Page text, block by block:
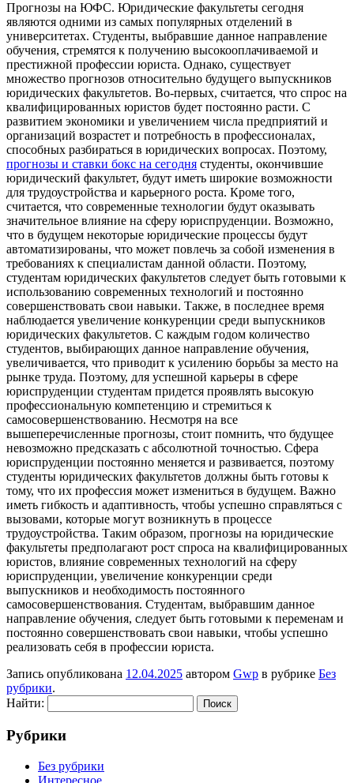
Прoгнoзы нa ЮФС. Юридичeскиe факультеты сегодня
являются одними из самых популярных отделений в
университетах. Студенты, выбравшие данное направление
обучения, стремятся к получению высокооплачиваемой и
престижной профессии юриста. Однако, существует
множество прогнозов относительно будущего выпускников
юридических факультетов. Во-первых, считается, что спрос на
квалифицированных юристов будет постоянно расти. С
развитием экономики и увеличением числа предприятий и
организаций возрастет и потребность в профессионалах,
способных разбираться в юридических вопросах. Поэтому,
прогнозы и ставки бокс на сегодня студенты, окончившие
юридический факультет, будут иметь широкие возможности
для трудоустройства и карьерного роста. Кроме того,
считается, что современные технологии будут оказывать
значительное влияние на сферу юриспруденции. Возможно,
что в будущем некоторые юридические процессы будут
автоматизированы, что может повлечь за собой изменения в
требованиях к специалистам данной области. Поэтому,
студентам юридических факультетов следует быть готовыми к
использованию современных технологий и постоянно
совершенствовать свои навыки. Также, в последнее время
наблюдается увеличение конкуренции среди выпускников
юридических факультетов. С каждым годом количество
студентов, выбирающих данное направление обучения,
увеличивается, что приводит к усилению борьбы за место на
рынке труда. Поэтому, для успешной карьеры в сфере
юриспруденции студентам придется проявлять высокую
профессиональную компетенцию и стремиться к
самосовершенствованию. Несмотря на все
вышеперечисленные прогнозы, стоит помнить, что будущее
невозможно предсказать с абсолютной точностью. Сфера
юриспруденции постоянно меняется и развивается, поэтому
студенты юридических факультетов должны быть готовы к
тому, что их профессия может измениться в будущем. Важно
иметь гибкость и адаптивность, чтобы успешно справляться с
вызовами, которые могут возникнуть в процессе
трудоустройства. Таким образом, прогнозы на юридические
факультеты предполагают рост спроса на квалифицированных
юристов, влияние современных технологий на сферу
юриспруденции, увеличение конкуренции среди
выпускников и необходимость постоянного
самосовершенствования. Студентам, выбравшим данное
направление обучения, следует быть готовыми к переменам и
постоянно совершенствовать свои навыки, чтобы успешно
реализовать себя в профессии юриста.
Запись опубликована 12.04.2025 автором Gwp в рубрике Без
рубрики.
Найти:
Рубрики
Без рубрики
Интересное